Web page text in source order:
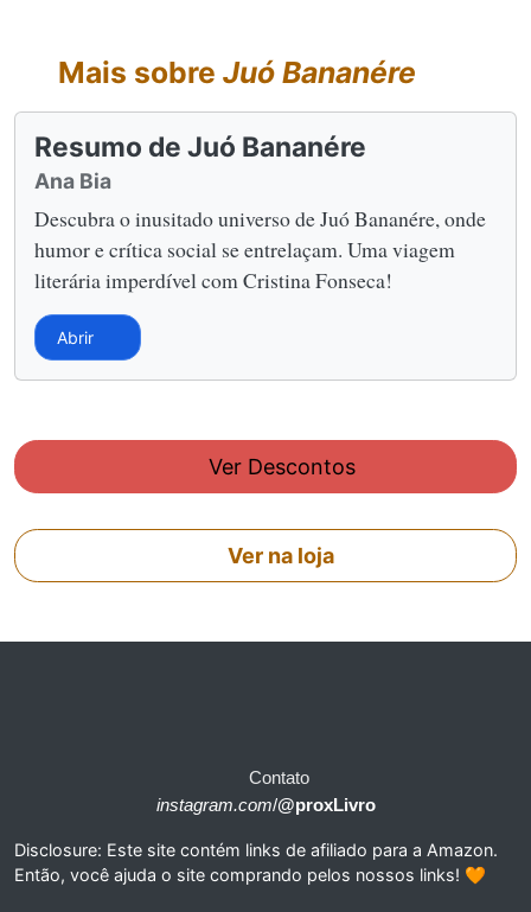
Mais sobre Juó Bananére
Resumo de Juó Bananére
Ana Bia
Descubra o inusitado universo de Juó Bananére, onde
humor e crítica social se entrelaçam. Uma viagem
literária imperdível com Cristina Fonseca!
Abrir
Ver Descontos
Ver na loja
Contato
instagram.com/@proxLivro
Disclosure: Este site contém links de afiliado para a Amazon.
Então, você ajuda o site comprando pelos nossos links! 🧡